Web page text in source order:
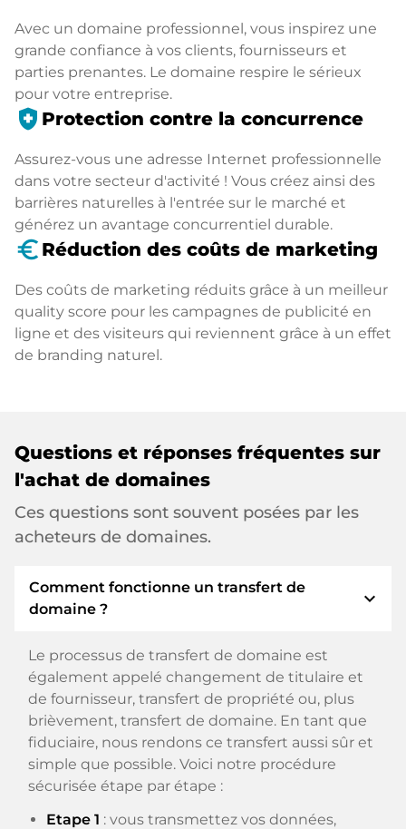
Avec un domaine professionnel, vous inspirez une
grande confiance à vos clients, fournisseurs et
parties prenantes. Le domaine respire le sérieux
pour votre entreprise.
health_and_safety Protection contre la concurrence
Assurez-vous une adresse Internet professionnelle
dans votre secteur d'activité ! Vous créez ainsi des
barrières naturelles à l'entrée sur le marché et
générez un avantage concurrentiel durable.
euro_symbol Réduction des coûts de marketing
Des coûts de marketing réduits grâce à un meilleur
quality score pour les campagnes de publicité en
ligne et des visiteurs qui reviennent grâce à un effet
de branding naturel.
Questions et réponses fréquentes sur
l'achat de domaines
Ces questions sont souvent posées par les
acheteurs de domaines.
Comment fonctionne un transfert de
domaine ?
expand_more
Le processus de transfert de domaine est
également appelé changement de titulaire et
de fournisseur, transfert de propriété ou, plus
brièvement, transfert de domaine. En tant que
fiduciaire, nous rendons ce transfert aussi sûr et
simple que possible. Voici notre procédure
sécurisée étape par étape :
Etape 1 : vous transmettez vos données,